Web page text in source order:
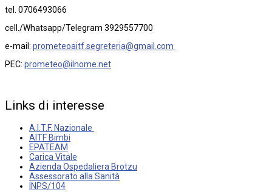
tel. 0706493066
cell./Whatsapp/Telegram 3929557700
e-mail: prometeoaitf.segreteria@gmail.com
PEC: prometeo@ilnome.net
Links di interesse
A.I.T.F. Nazionale
AITF Bimbi
EPATEAM
Carica Vitale
Azienda Ospedaliera Brotzu
Assessorato alla Sanità
INPS/104